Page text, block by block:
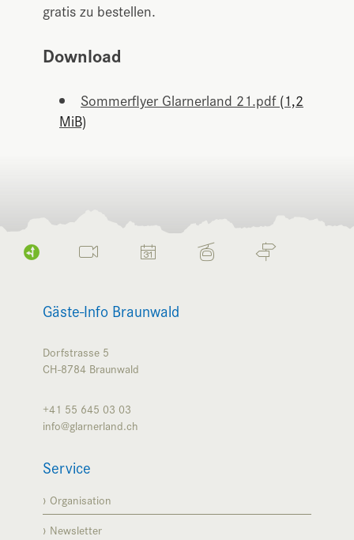
gratis zu bestellen.
Download
Sommerflyer Glarnerland 21.pdf(1,2
MiB)
Gäste-Info Braunwald
Dorfstrasse 5
CH-8784 Braunwald
+41 55 645 03 03
info@glarnerland.ch
Service
Organisation
Newsletter